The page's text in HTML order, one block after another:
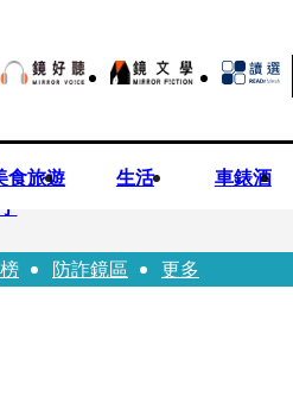
食旅遊 生活 車錶酒
：不再偽裝完美
防詐鏡區 更多